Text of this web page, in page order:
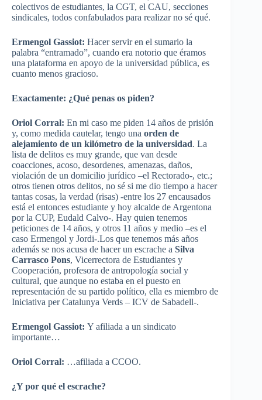
colectivos de estudiantes, la CGT, el CAU, secciones
sindicales, todos confabulados para realizar no sé qué.
Ermengol Gassiot: Hacer servir en el sumario la
palabra “entramado”, cuando era notorio que éramos
una plataforma en apoyo de la universidad pública, es
cuanto menos gracioso.
Exactamente: ¿Qué penas os piden?
Oriol Corral: En mi caso me piden 14 años de prisión
y, como medida cautelar, tengo una orden de
alejamiento de un kilómetro de la universidad. La
lista de delitos es muy grande, que van desde
coacciones, acoso, desordenes, amenazas, daños,
violación de un domicilio jurídico –el Rectorado-, etc.;
otros tienen otros delitos, no sé si me dio tiempo a hacer
tantas cosas, la verdad (risas) -entre los 27 encausados
está el entonces estudiante y hoy alcalde de Argentona
por la CUP, Eudald Calvo-. Hay quien tenemos
peticiones de 14 años, y otros 11 años y medio –es el
caso Ermengol y Jordi-.Los que tenemos más años
además se nos acusa de hacer un escrache a Silva
Carrasco Pons, Vicerrectora de Estudiantes y
Cooperación, profesora de antropología social y
cultural, que aunque no estaba en el puesto en
representación de su partido político, ella es miembro de
Iniciativa per Catalunya Verds – ICV de Sabadell-.
Ermengol Gassiot: Y afiliada a un sindicato
importante…
Oriol Corral: …afiliada a CCOO.
¿Y por qué el escrache?